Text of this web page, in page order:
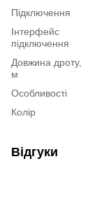
Підключення
Інтерфейс
підключення
Довжина дроту,
м
Особливості
Колір
Відгуки